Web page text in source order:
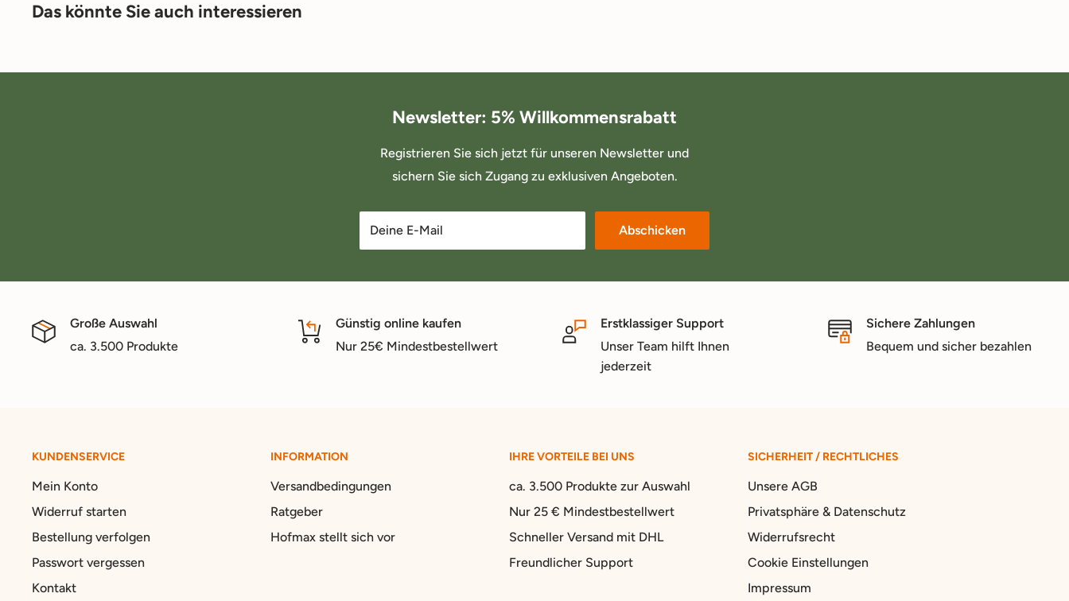
Das könnte Sie auch interessieren
Newsletter: 5% Willkommensrabatt
Registrieren Sie sich jetzt für unseren Newsletter und
sichern Sie sich Zugang zu exklusiven Angeboten.
Deine E-Mail Abschicken
Große Auswahl
ca. 3.500 Produkte
Günstig online kaufen
Nur 25€ Mindestbestellwert
Erstklassiger Support
Unser Team hilft Ihnen
jederzeit
Sichere Zahlungen
Bequem und sicher bezahlen
KUNDENSERVICE
Mein Konto
Widerruf starten
Bestellung verfolgen
Passwort vergessen
Kontakt
INFORMATION
Versandbedingungen
Ratgeber
Hofmax stellt sich vor
IHRE VORTEILE BEI UNS
ca. 3.500 Produkte zur Auswahl
Nur 25 € Mindestbestellwert
Schneller Versand mit DHL
Freundlicher Support
SICHERHEIT / RECHTLICHES
Unsere AGB
Privatsphäre & Datenschutz
Widerrufsrecht
Cookie Einstellungen
Impressum